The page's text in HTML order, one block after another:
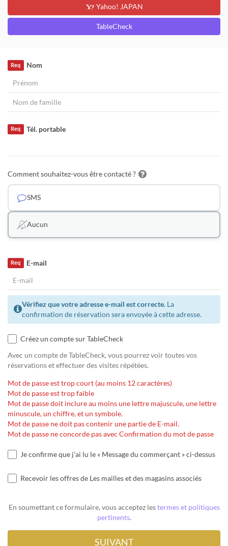
Yahoo! JAPAN
TableCheck
Nom
Req
Tél. portable
Req
Comment souhaitez-vous être contacté ?
SMS
Aucun
E-mail
Req
Vérifiez que votre adresse e-mail est correcte. La
confirmation de réservation sera envoyée à cette adresse.
Créez un compte sur TableCheck
Avec un compte de TableCheck, vous pourrez voir toutes vos
réservations et effectuer des visites répétées.
Mot de passe est trop court (au moins 12 caractères)
Mot de passe est trop faible
Mot de passe doit inclure au moins une lettre majuscule, une lettre
minuscule, un chiffre, et un symbole.
Mot de passe ne doit pas contenir une partie de E-mail.
Mot de passe ne concorde pas avec Confirmation du mot de passe
Je confirme que j'ai lu le « Message du commerçant » ci-dessus
Recevoir les offres de Les mailles et des magasins associés
En soumettant ce formulaire, vous acceptez lestermes et politiques
pertinents.